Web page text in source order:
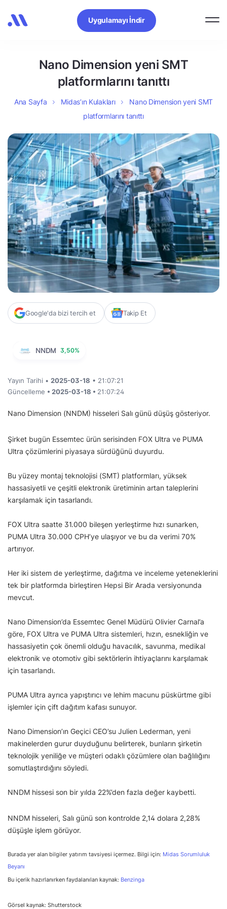
Uygulamayı İndir
Nano Dimension yeni SMT
platformlarını tanıttı
Ana Sayfa Midas’ın Kulakları
Nano Dimension yeni SMT
platformlarını tanıttı
Google'da bizi tercih et Takip Et
NNDM 3,50%
Yayın Tarihi • 2025-03-18 • 21:07:21
Güncelleme • 2025-03-18 • 21:07:24
Nano Dimension (NNDM) hisseleri Salı günü düşüş gösteriyor.
Şirket bugün Essemtec ürün serisinden FOX Ultra ve PUMA
Ultra çözümlerini piyasaya sürdüğünü duyurdu.
Bu yüzey montaj teknolojisi (SMT) platformları, yüksek
hassasiyetli ve çeşitli elektronik üretiminin artan taleplerini
karşılamak için tasarlandı.
FOX Ultra saatte 31.000 bileşen yerleştirme hızı sunarken,
PUMA Ultra 30.000 CPH’ye ulaşıyor ve bu da verimi 70%
artırıyor.
Her iki sistem de yerleştirme, dağıtma ve inceleme yeteneklerini
tek bir platformda birleştiren Hepsi Bir Arada versiyonunda
mevcut.
Nano Dimension’da Essemtec Genel Müdürü Olivier Carnal’a
göre, FOX Ultra ve PUMA Ultra sistemleri, hızın, esnekliğin ve
hassasiyetin çok önemli olduğu havacılık, savunma, medikal
elektronik ve otomotiv gibi sektörlerin ihtiyaçlarını karşılamak
için tasarlandı.
PUMA Ultra ayrıca yapıştırıcı ve lehim macunu püskürtme gibi
işlemler için çift dağıtım kafası sunuyor.
Nano Dimension’ın Geçici CEO’su Julien Lederman, yeni
makinelerden gurur duyduğunu belirterek, bunların şirketin
teknolojik yeniliğe ve müşteri odaklı çözümlere olan bağlılığını
somutlaştırdığını söyledi.
NNDM hissesi son bir yılda 22%’den fazla değer kaybetti.
NNDM hisseleri, Salı günü son kontrolde 2,14 dolara 2,28%
düşüşle işlem görüyor.
Burada yer alan bilgiler yatırım tavsiyesi içermez. Bilgi için: Midas Sorumluluk
Beyanı
Bu içerik hazırlanırken faydalanılan kaynak: Benzinga
Görsel kaynak: Shutterstock